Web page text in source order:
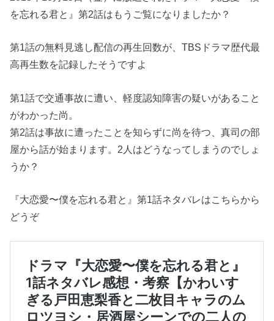
を忘れる君と』第2話はもうご覧になりましたか？
第1話の無料見逃し配信の再生回数が、TBSドラマ歴代最
高再生数を記録したそうですよ
第1話で交通事故に遭い、軽度認知障害の疑いがあること
がわかった尚。
第2話は事故に遭ったことを知らずに尚を待つ、真司の部
屋から話が始まります。2人はどうなってしまうのでしょ
うか？
『大恋愛〜僕を忘れる君と』第1話ネタバレはこちらから
どうぞ